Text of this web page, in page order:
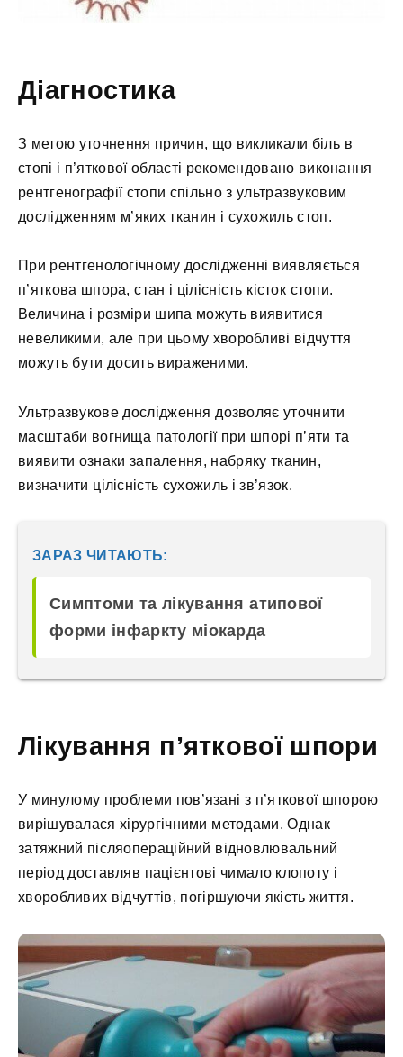
Діагностика
З метою уточнення причин, що викликали біль в
стопі і п’яткової області рекомендовано виконання
рентгенографії стопи спільно з ультразвуковим
дослідженням м’яких тканин і сухожиль стоп.
При рентгенологічному дослідженні виявляється
п’яткова шпора, стан і цілісність кісток стопи.
Величина і розміри шипа можуть виявитися
невеликими, але при цьому хворобливі відчуття
можуть бути досить вираженими.
Ультразвукове дослідження дозволяє уточнити
масштаби вогнища патології при шпорі п’яти та
виявити ознаки запалення, набряку тканин,
визначити цілісність сухожиль і зв’язок.
ЗАРАЗ ЧИТАЮТЬ:
Симптоми та лікування атипової
форми інфаркту міокарда
Лікування п’яткової шпори
У минулому проблеми пов’язані з п’яткової шпорою
вирішувалася хірургічними методами. Однак
затяжний післяопераційний відновлювальний
період доставляв пацієнтові чимало клопоту і
хворобливих відчуттів, погіршуючи якість життя.